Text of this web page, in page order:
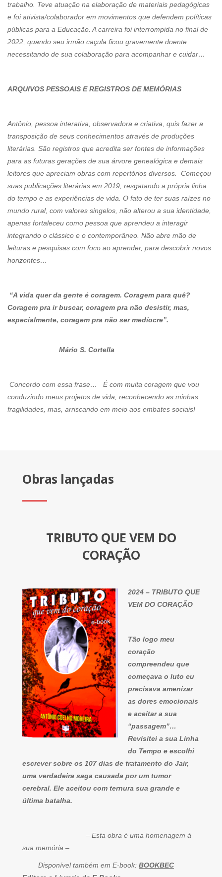
trabalho. Teve atuação na elaboração de materiais pedagógicas
e foi ativista/colaborador em movimentos que defendem políticas
públicas para a Educação. A carreira foi interrompida no final de
2022, quando seu irmão caçula ficou gravemente doente
necessitando de sua colaboração para acompanhar e cuidar…
ARQUIVOS PESSOAIS E REGISTROS DE MEMÓRIAS
Antônio, pessoa interativa, observadora e criativa, quis fazer a
transposição de seus conhecimentos através de produções
literárias. São registros que acredita ser fontes de informações
para as futuras gerações de sua árvore genealógica e demais
leitores que apreciam obras com repertórios diversos. Começou
suas publicações literárias em 2019, resgatando a própria linha
do tempo e as experiências de vida. O fato de ter suas raízes no
mundo rural, com valores singelos, não alterou a sua identidade,
apenas fortaleceu como pessoa que aprendeu a interagir
integrando o clássico e o contemporâneo. Não abre mão de
leituras e pesquisas com foco ao aprender, para descobrir novos
horizontes…
“A vida quer da gente é coragem. Coragem para quê?
Coragem pra ir buscar, coragem pra não desistir, mas,
especialmente, coragem pra não ser medíocre”.
Mário S. Cortella
Concordo com essa frase… É com muita coragem que vou
conduzindo meus projetos de vida, reconhecendo as minhas
fragilidades, mas, arriscando em meio aos embates sociais!
Obras lançadas
TRIBUTO QUE VEM DO
CORAÇÃO
2024 – TRIBUTO QUE
VEM DO CORAÇÃO
Tão logo meu
coração
compreendeu que
começava o luto eu
precisava amenizar
as dores emocionais
e aceitar a sua
“passagem”…
Revisitei a sua Linha
do Tempo e escolhi
escrever sobre os 107 dias de tratamento do Jair,
uma verdadeira saga causada por um tumor
cerebral. Ele aceitou com ternura sua grande e
última batalha.
– Esta obra é uma homenagem à
sua memória –
Disponível também em E-book: BOOKBEC